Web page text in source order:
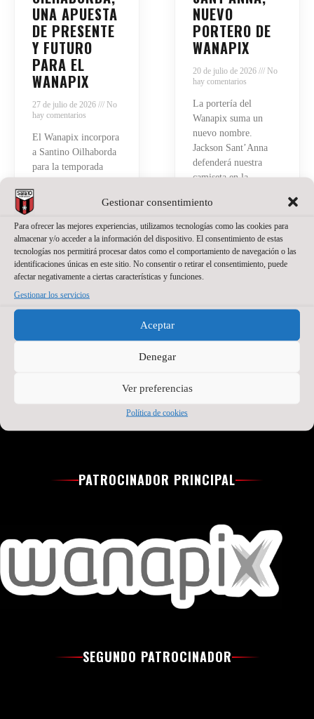
Gestionar consentimiento
Para ofrecer las mejores experiencias, utilizamos tecnologías como las cookies para
almacenar y/o acceder a la información del dispositivo. El consentimiento de estas
tecnologías nos permitirá procesar datos como el comportamiento de navegación o las
identificaciones únicas en este sitio. No consentir o retirar el consentimiento, puede
afectar negativamente a ciertas características y funciones.
Gestionar los servicios
Aceptar
Denegar
Ver preferencias
Política de cookies
UNA APUESTA
DE PRESENTE
Y FUTURO
PARA EL
WANAPIX
27 de julio de 2026
No
hay comentarios
El Wanapix incorpora
a Santino Oilhaborda
para la temporada
diestro argentino llega
procedente de Ferro y
afrontará en Zaragoza
su primera
experiencia en el
fútbol sala español.
Tiene 21 años, pero
detrás hay ya bastante
NUEVO
PORTERO DE
WANAPIX
20 de julio de 2026
No
hay comentarios
La portería del
Wanapix suma un
nuevo nombre.
Jackson Sant’Anna
defenderá nuestra
camiseta en la
a Primera División.
El brasileño, de 23
años, llega a Zaragoza
después de varias
temporadas
compitiendo como
Brasil
PATROCINADOR PRINCIPAL
SEGUNDO PATROCINADOR